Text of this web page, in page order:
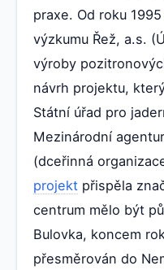
praxe. Od roku
výzkumu Řež, a.s.
výroby
návrh projektu,
Státní úřad pro
Mezinárodní
(dceřinná
projekt přispěla
centrum mělo být
Bulovka, koncem
přesměrován do